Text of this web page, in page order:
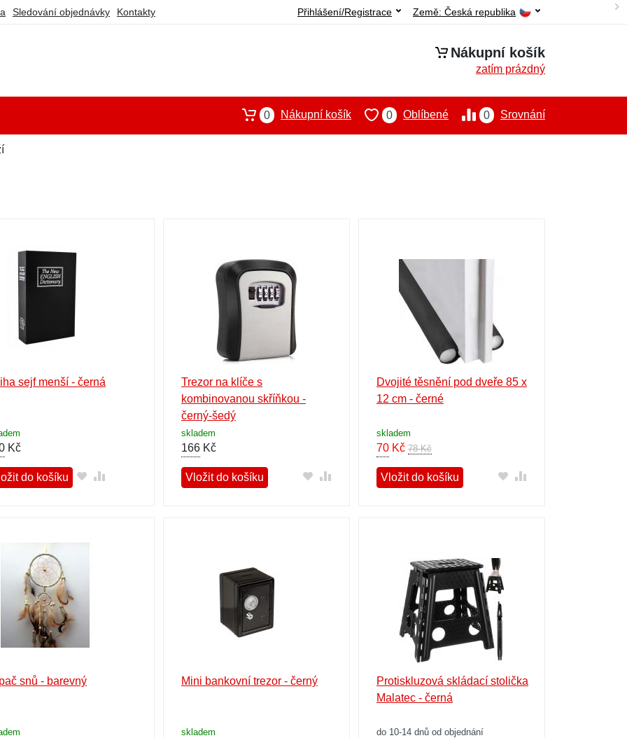
Sledování objednávky Kontakty Země: Česká republika
Přihlášení/Registrace
Nákupní košík
zatím prázdný
0 Srovnání
0 Oblíbené
0 Nákupní košík
sejf menší - černá
Kč
do košíku
Trezor na klíče s
kombinovanou skříňkou -
černý-šedý
skladem
166Kč
Vložit do košíku
Dvojité těsnění pod dveře 85 x
12 cm - černé
skladem
70Kč 78 Kč
Vložit do košíku
snů - barevný Mini bankovní trezor - černý
skladem
Protiskluzová skládací stolička
Malatec - černá
do 10-14 dnů od objednání